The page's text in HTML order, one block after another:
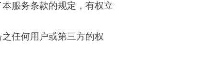
服务条款的规定，有权立
任何用户或第三方的权